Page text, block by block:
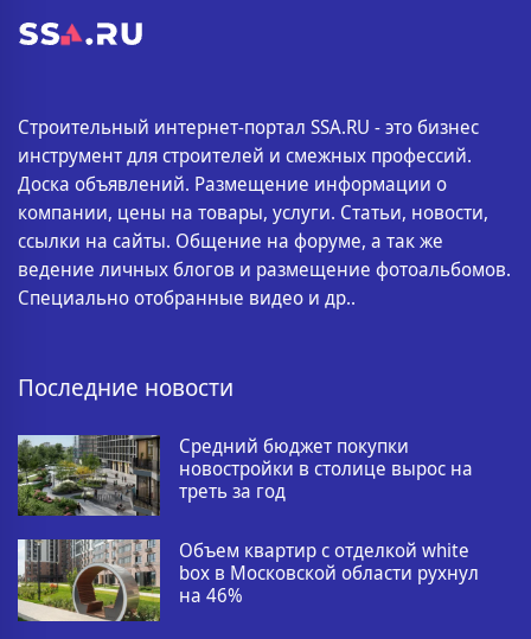
Строительный интернет-портал SSA.RU - это бизнес
инструмент для строителей и смежных профессий.
Доска объявлений. Размещение информации о
компании, цены на товары, услуги. Статьи, новости,
ссылки на сайты. Общение на форуме, а так же
ведение личных блогов и размещение фотоальбомов.
Специально отобранные видео и др..
Последние новости
Средний бюджет покупки
новостройки в столице вырос на
треть за год
Объем квартир с отделкой white
box в Московской области рухнул
на 46%